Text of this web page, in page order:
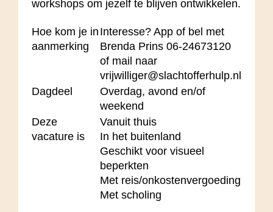
workshops om jezelf te blijven ontwikkelen.
Hoe kom je in
aanmerking
Interesse? App of bel met
Brenda Prins 06-24673120
of mail naar
vrijwilliger@slachtofferhulp.nl
Dagdeel
Overdag, avond en/of
weekend
Deze
vacature is
Vanuit thuis
In het buitenland
Geschikt voor visueel
beperkten
Met reis/onkostenvergoeding
Met scholing